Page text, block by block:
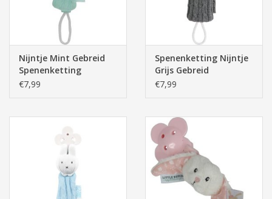
Nijntje Mint Gebreid
Spenenketting
€7,99
Spenenketting Nijntje
Grijs Gebreid
€7,99